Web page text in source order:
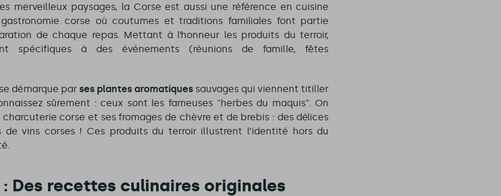
merveilleux paysages, la Corse est aussi une référence en cuisine
corse où coutumes et traditions familiales font partie
de chaque repas. Mettant à l’honneur les produits du terroir,
spécifiques à des événements (réunions de famille, fêtes
démarque par ses plantes aromatiques sauvages qui viennent titiller
sûrement : ceux sont les fameuses "herbes du maquis". On
charcuterie corse et ses fromages de chèvre et de brebis : des délices
de vins corses ! Ces produits du terroir illustrent l’identité hors du
Des recettes culinaires originales